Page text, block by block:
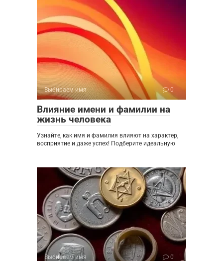
Выбираем имя 0
Влияние имени и фамилии на
жизнь человека
Узнайте, как имя и фамилия влияют на характер,
восприятие и даже успех! Подберите идеальную
Выбираем имя 0